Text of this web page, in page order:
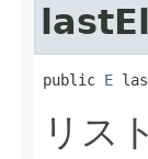
public E
リス